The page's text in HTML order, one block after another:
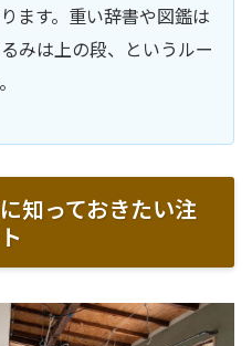
ます。重い辞書や図鑑は
みは上の段、というルー
知っておきたい注